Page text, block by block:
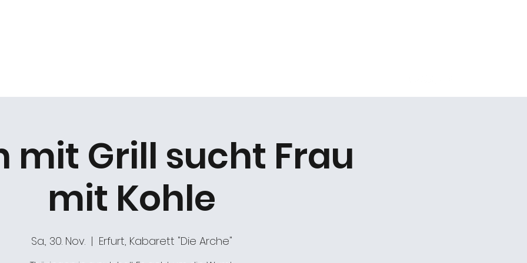
mit Grill sucht Frau
mit Kohle
Sa., 30. Nov.
  |
Erfurt, Kabarett "Die Arche"